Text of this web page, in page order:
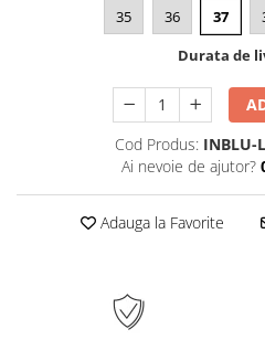
35 36 37
Durata de
Cod Produs: INBLU-
Ai nevoie de ajutor?
Adauga la Favorite